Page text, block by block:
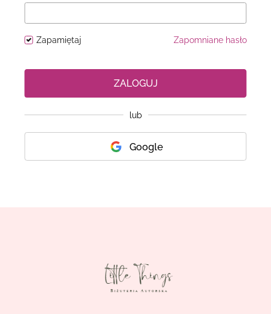
Zapamiętaj Zapomniane hasło
ZALOGUJ
lub
Google